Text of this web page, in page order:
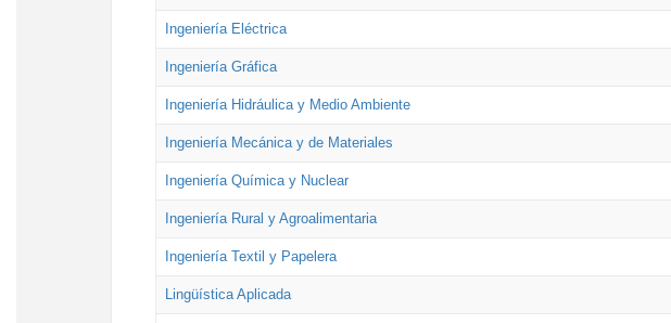
Ingeniería Eléctrica
Ingeniería Gráfica
Ingeniería Hidráulica y Medio Ambiente
Ingeniería Mecánica y de Materiales
Ingeniería Química y Nuclear
Ingeniería Rural y Agroalimentaria
Ingeniería Textil y Papelera
Lingüística Aplicada